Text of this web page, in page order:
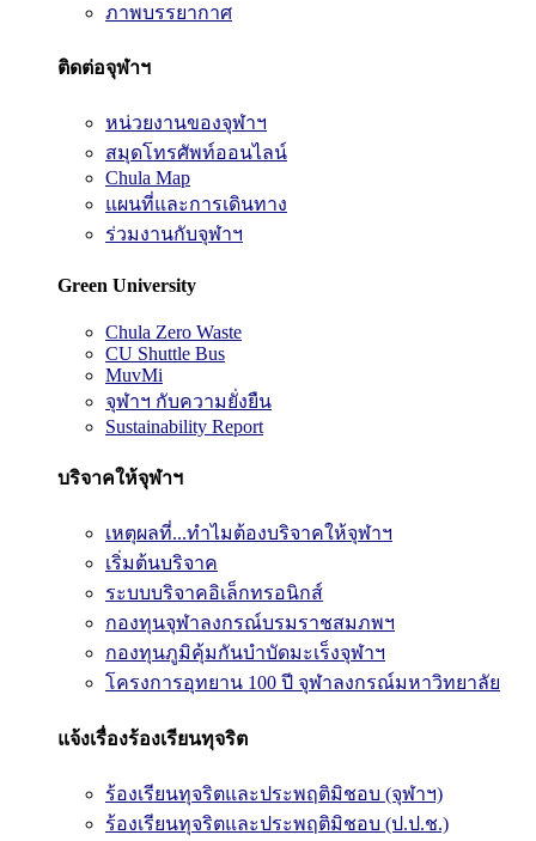
ภาพบรรยากาศ
ติดต่อจุฬาฯ
หน่วยงานของจุฬาฯ
สมุดโทรศัพท์ออนไลน์
Chula Map
แผนที่และการเดินทาง
ร่วมงานกับจุฬาฯ
Green University
Chula Zero Waste
CU Shuttle Bus
MuvMi
จุฬาฯ กับความยั่งยืน
Sustainability Report
บริจาคให้จุฬาฯ
เหตุผลที่...ทำไมต้องบริจาคให้จุฬาฯ
เริ่มต้นบริจาค
ระบบบริจาคอิเล็กทรอนิกส์
กองทุนจุฬาลงกรณ์บรมราชสมภพฯ
กองทุนภูมิคุ้มกันบำบัดมะเร็งจุฬาฯ
โครงการอุทยาน 100 ปี จุฬาลงกรณ์มหาวิทยาลัย
แจ้งเรื่องร้องเรียนทุจริต
ร้องเรียนทุจริตและประพฤติมิชอบ (จุฬาฯ)
ร้องเรียนทุจริตและประพฤติมิชอบ (ป.ป.ช.)